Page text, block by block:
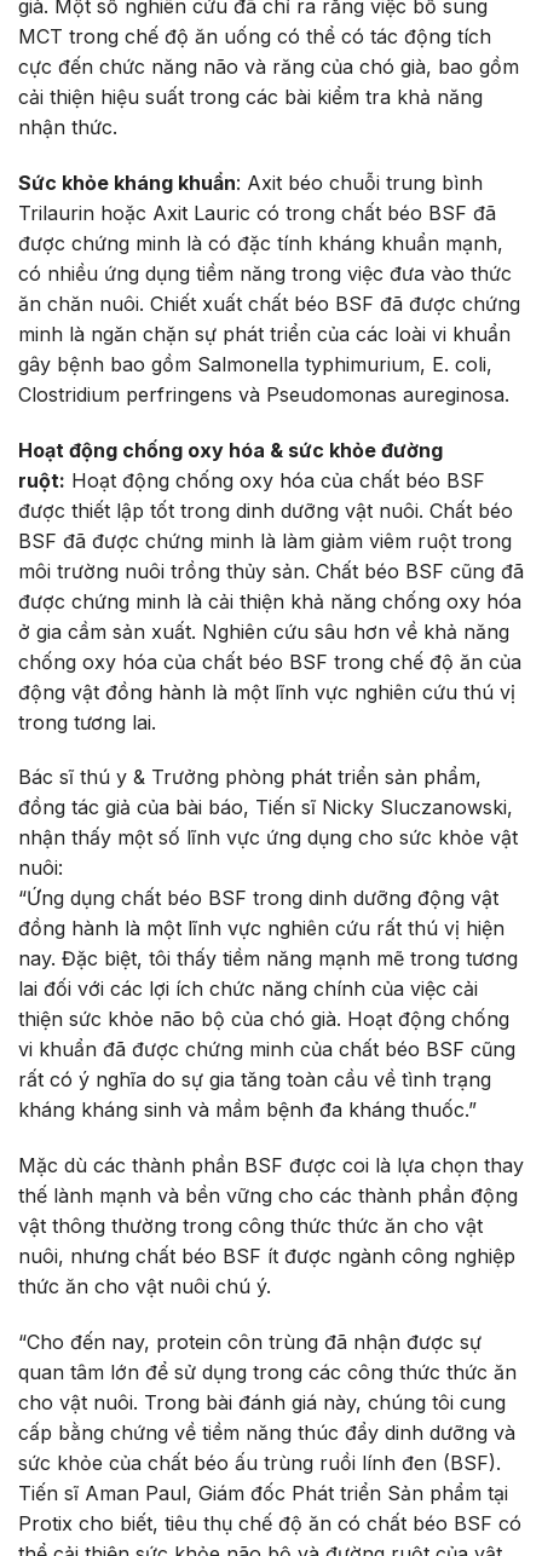
già. Một số nghiên cứu đã chỉ ra rằng việc bổ sung
MCT trong chế độ ăn uống có thể có tác động tích
cực đến chức năng não và răng của chó già, bao gồm
cải thiện hiệu suất trong các bài kiểm tra khả năng
nhận thức.
Sức khỏe kháng khuẩn: Axit béo chuỗi trung bình
Trilaurin hoặc Axit Lauric có trong chất béo BSF đã
được chứng minh là có đặc tính kháng khuẩn mạnh,
có nhiều ứng dụng tiềm năng trong việc đưa vào thức
ăn chăn nuôi. Chiết xuất chất béo BSF đã được chứng
minh là ngăn chặn sự phát triển của các loài vi khuẩn
gây bệnh bao gồm Salmonella typhimurium, E. coli,
Clostridium perfringens và Pseudomonas aureginosa.
Hoạt động chống oxy hóa & sức khỏe đường
ruột: Hoạt động chống oxy hóa của chất béo BSF
được thiết lập tốt trong dinh dưỡng vật nuôi. Chất béo
BSF đã được chứng minh là làm giảm viêm ruột trong
môi trường nuôi trồng thủy sản. Chất béo BSF cũng đã
được chứng minh là cải thiện khả năng chống oxy hóa
ở gia cầm sản xuất. Nghiên cứu sâu hơn về khả năng
chống oxy hóa của chất béo BSF trong chế độ ăn của
động vật đồng hành là một lĩnh vực nghiên cứu thú vị
trong tương lai.
Bác sĩ thú y & Trưởng phòng phát triển sản phẩm,
đồng tác giả của bài báo, Tiến sĩ Nicky Sluczanowski,
nhận thấy một số lĩnh vực ứng dụng cho sức khỏe vật
nuôi:
“Ứng dụng chất béo BSF trong dinh dưỡng động vật
đồng hành là một lĩnh vực nghiên cứu rất thú vị hiện
nay. Đặc biệt, tôi thấy tiềm năng mạnh mẽ trong tương
lai đối với các lợi ích chức năng chính của việc cải
thiện sức khỏe não bộ của chó già. Hoạt động chống
vi khuẩn đã được chứng minh của chất béo BSF cũng
rất có ý nghĩa do sự gia tăng toàn cầu về tình trạng
kháng kháng sinh và mầm bệnh đa kháng thuốc.”
Mặc dù các thành phần BSF được coi là lựa chọn thay
thế lành mạnh và bền vững cho các thành phần động
vật thông thường trong công thức thức ăn cho vật
nuôi, nhưng chất béo BSF ít được ngành công nghiệp
thức ăn cho vật nuôi chú ý.
“Cho đến nay, protein côn trùng đã nhận được sự
quan tâm lớn để sử dụng trong các công thức thức ăn
cho vật nuôi. Trong bài đánh giá này, chúng tôi cung
cấp bằng chứng về tiềm năng thúc đẩy dinh dưỡng và
sức khỏe của chất béo ấu trùng ruồi lính đen (BSF).
Tiến sĩ Aman Paul, Giám đốc Phát triển Sản phẩm tại
Protix cho biết, tiêu thụ chế độ ăn có chất béo BSF có